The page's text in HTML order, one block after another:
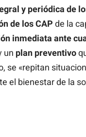
y periódica de
de los CAP de la
inmediata ante
un plan preventivo
se «repitan
el bienestar de la